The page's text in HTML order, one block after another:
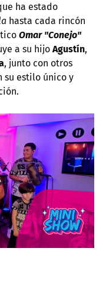
ha estado
hasta cada rincón
Omar "Conejo"
a su hijo Agustín,
, junto con otros
su estilo único y